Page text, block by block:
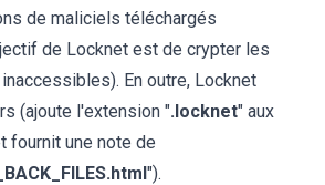
de maliciels téléchargés
de Locknet est de crypter les
En outre, Locknet
(ajoute l'extension ".locknet" aux
fournit une note de
").